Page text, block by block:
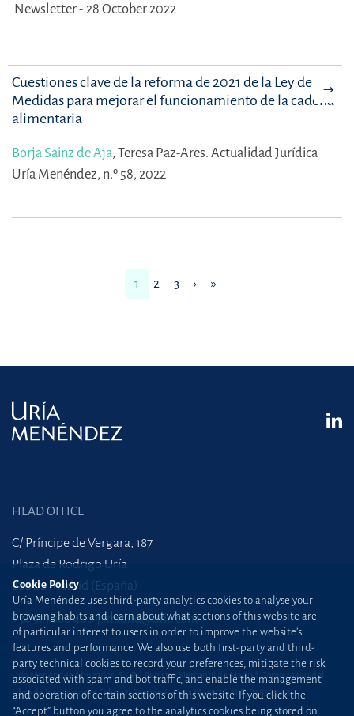
Newsletter - 28 October 2022
Cuestiones clave de la reforma de 2021 de la Ley de
Medidas para mejorar el funcionamiento de la cadena
alimentaria
Borja Sainz de Aja, Teresa Paz-Ares. Actualidad Jurídica
Uría Menéndez, n.º 58, 2022
1 2 3 › »
HEAD OFFICE
C/ Príncipe de Vergara, 187
Plaza de Rodrigo Uría
28002 Madrid (España)
+34 915 860 400 madrid@uria.com
Uría Menéndez Abogados, S.L.P. | Registro Mercantil de Madrid, Tomo 24490 del
Libro de Inscripciones Folio 42, Sección 8, Hoja M-43976. NIF: B28563963
Cookie Policy
Uría Menéndez uses third-party analytics cookies to analyse your
browsing habits and learn about what sections of this website are
of particular interest to users in order to improve the website’s
features and performance. We also use both first-party and third-
party technical cookies to record your preferences, mitigate the risk
associated with spam and bot traffic, and enable the management
and operation of certain sections of this website. If you click the
“Accept” button you agree to the analytics cookies being stored on